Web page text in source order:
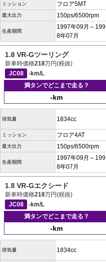
ミッション フロア5MT
最大出力 150ps/6500rpm
生産期間
1997年09月～199
8年07月
1.8 VR-Gツーリング
新車時価格218万円(税抜)
JC08
-km/L
満タンでどこまで走る？
-km
排気量 1834cc
ミッション フロア4AT
最大出力 150ps/6500rpm
生産期間
1997年09月～199
8年07月
1.8 VR-Gエクシード
新車時価格218万円(税抜)
JC08
-km/L
満タンでどこまで走る？
-km
排気量 1834cc